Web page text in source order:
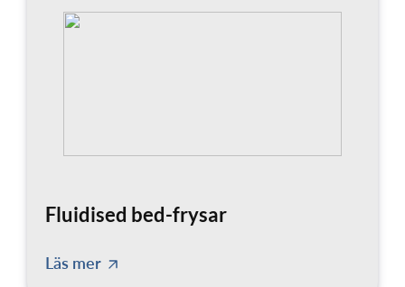
Fluidised bed-frysar
Läs mer